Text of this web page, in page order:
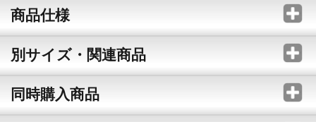
商品仕様
別サイズ・関連商品
同時購入商品